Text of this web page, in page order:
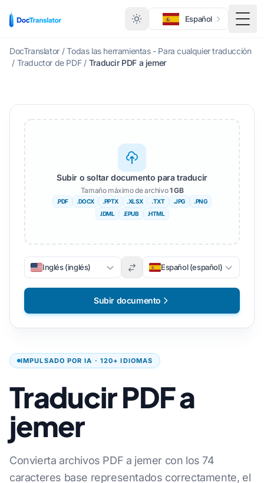
Español
DocTranslator / Todas las herramientas - Para cualquier traducción
/ Traductor de PDF / Traducir PDF a jemer
IMPULSADO POR IA · 120+ IDIOMAS
Traducir PDF a
jemer
Convierta archivos PDF a jemer con los 74
caracteres base representados correctamente, el
Subir o soltar documento para traducir
Tamaño máximo de archivo1 GB
.PDF .DOCX .PPTX .XLSX .TXT .JPG
.PNG
.IDML
.EPUB .HTML
Inglés (inglés) Español (español)
Subir documento